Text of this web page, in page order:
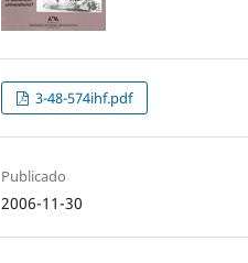
3-48-574ihf.pdf
Publicado
2006-11-30